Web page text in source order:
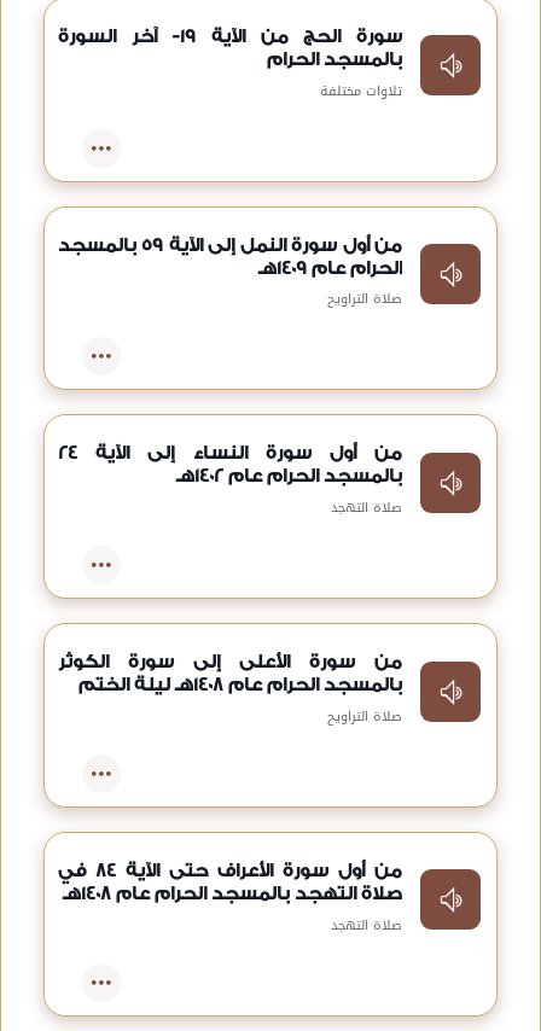
سورة الحج من الآية 19- آخر السورة
بالمسجد الحرام
تلاوات مختلفة
من أول سورة النمل إلى الآية 59 بالمسجد
الحرام عام 1409هـ
صلاة التراويح
من أول سورة النساء إلى الآية 24
بالمسجد الحرام عام 1402هـ
صلاة التهجد
من سورة الأعلى إلى سورة الكوثر
بالمسجد الحرام عام 1408هـ ليلة الختم
صلاة التراويح
من أول سورة الأعراف حتى الآية 84 في
صلاة التهجد بالمسجد الحرام عام 1408هـ
صلاة التهجد